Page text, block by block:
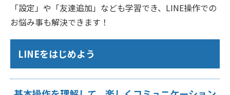
「設定」や「友達追加」なども学習でき、LINE操作での
お悩み事も解決できます！
LINEをはじめよう